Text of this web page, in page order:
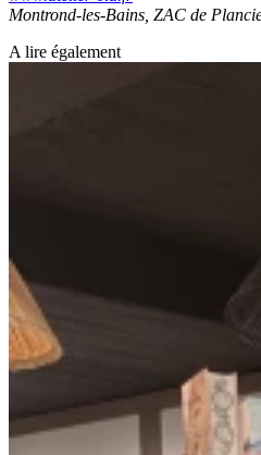
Montrond-les-Bains, ZAC de
A lire également